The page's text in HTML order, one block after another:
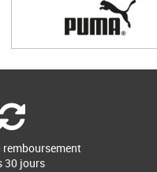
remboursement
30 jours